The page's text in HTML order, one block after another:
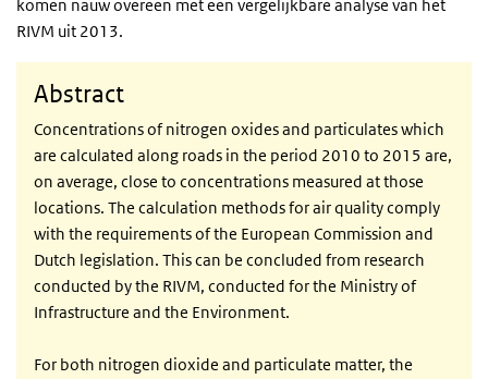
komen nauw overeen met een vergelijkbare analyse van het
RIVM uit 2013.
Abstract
Concentrations of nitrogen oxides and particulates which
are calculated along roads in the period 2010 to 2015 are,
on average, close to concentrations measured at those
locations. The calculation methods for air quality comply
with the requirements of the European Commission and
Dutch legislation. This can be concluded from research
conducted by the RIVM, conducted for the Ministry of
Infrastructure and the Environment.
For both nitrogen dioxide and particulate matter, the